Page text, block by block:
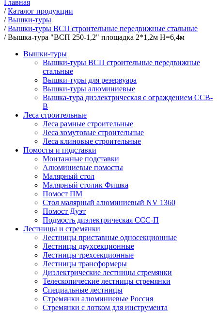
Главная
/Каталог продукции
/Вышки-туры
/Вышки-туры ВСП строительные передвижные стальные
/Вышка-тура "ВСП 250-1,2" площадка 2*1,2м Н=6,4м
Вышки-туры
Вышки-туры ВСП строительные передвижные
стальные
Вышки-туры для резервуара
Вышки-туры алюминиевые
Вышка-тура диэлектрическая с ограждением ССВ-
В
Леса строительные
Леса рамные строительные
Леса хомутовые строительные
Леса клиновые строительные
Помосты и подставки
Монтажные подставки
Алюминиевые помосты
Малярный стол
Малярный столик Фишка
Помост ПМ
Стол малярный алюминиевый NV 1360
Помост Дуэт
Подмость диэлектрическая ССС-П
Лестницы и стремянки
Лестницы приставные односекционные
Лестницы двухсекционные
Лестницы трехсекционные
Лестницы трансформеры
Диэлектрические лестницы стремянки
Телескопические лестницы стремянки
Специальные лестницы
Стремянки алюминиевые Россия
Стремянки c лотком для инструмента